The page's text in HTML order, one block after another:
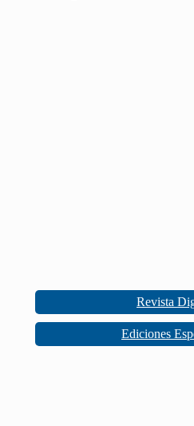
Revista
Ediciones